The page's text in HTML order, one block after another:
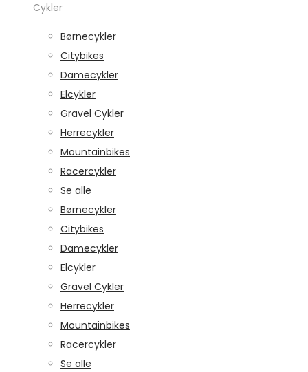
Cykler
Børnecykler
Citybikes
Damecykler
Elcykler
Gravel Cykler
Herrecykler
Mountainbikes
Racercykler
Se alle
Børnecykler
Citybikes
Damecykler
Elcykler
Gravel Cykler
Herrecykler
Mountainbikes
Racercykler
Se alle